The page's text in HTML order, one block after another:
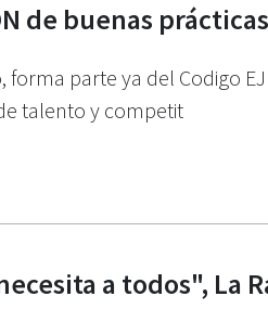
de buenas prácticas
parte ya del Codigo
talento y competit
a todos", La